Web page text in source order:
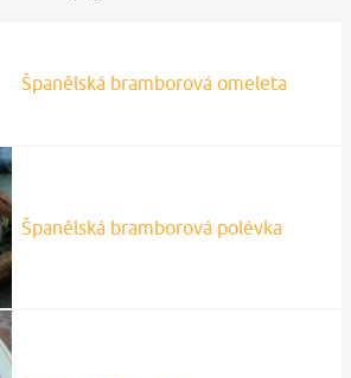
Španělská bramborová omeleta
Španělská bramborová polévka